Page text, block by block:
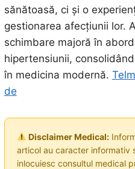
sănătoasă, ci și o
gestionarea afecțiunii lor.
schimbare majoră în
hipertensiunii,
în medicina modernă.
de
Disclaimer Medical:
articol au caracter informativ
inlocuiesc consultul medical